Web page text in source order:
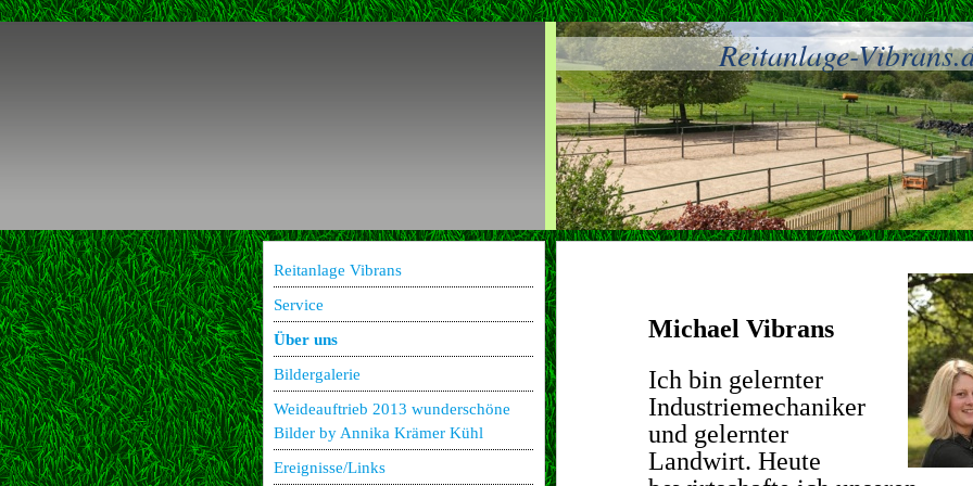
Reitanlage-
Reitanlage Vibrans
Service
Über uns
Bildergalerie
Weideauftrieb 2013 wunderschöne
Bilder by Annika Krämer Kühl
Ereignisse/Links
Michael Vibrans
Ich bin gelernter
Industriemechaniker
und gelernter
Landwirt. Heute